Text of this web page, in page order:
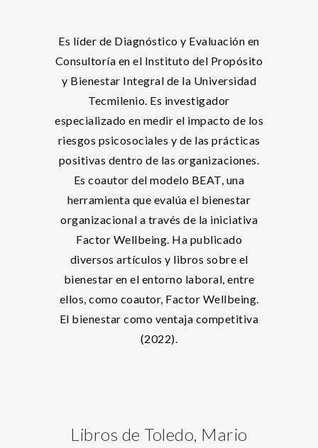
Es líder de Diagnóstico y Evaluación en
Consultoría en el Instituto del Propósito
y Bienestar Integral de la Universidad
Tecmilenio. Es investigador
especializado en medir el impacto de los
riesgos psicosociales y de las prácticas
positivas dentro de las organizaciones.
Es coautor del modelo BEAT, una
herramienta que evalúa el bienestar
organizacional a través de la iniciativa
Factor Wellbeing. Ha publicado
diversos artículos y libros sobre el
bienestar en el entorno laboral, entre
ellos, como coautor, Factor Wellbeing.
El bienestar como ventaja competitiva
(2022).
Libros de Toledo, Mario